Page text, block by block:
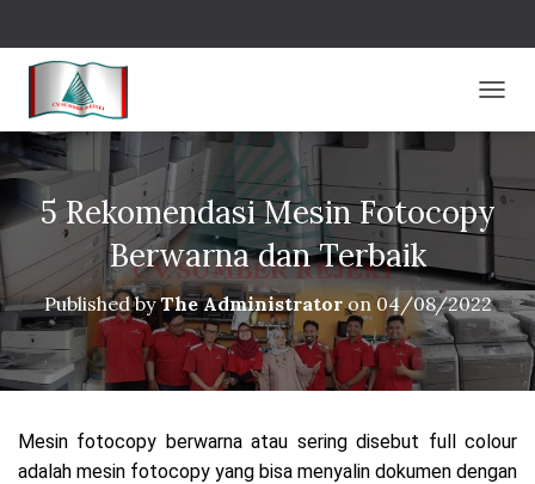
O
G
V
I
G
A
N
5 Rekomendasi Mesin Fotocopy
Berwarna dan Terbaik
Published byThe Administratoron04/08/2022
Mesin fotocopy berwarna atau sering disebut full colour
adalah mesin fotocopy yang bisa menyalin dokumen dengan